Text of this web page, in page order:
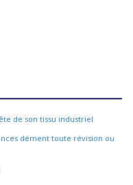
de son tissu industriel
dément toute révision ou